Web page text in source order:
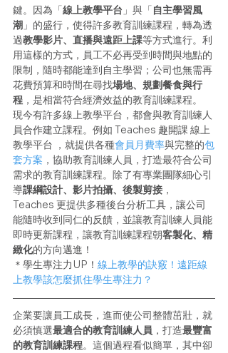
鍵。因為「 線上教學平台 」與「 自主學習風
潮 」的盛行，使得許多教育訓練課程，轉為透
過教學影片、直播與遠距上課等方式進行。利
用這樣的方式，員工不必再受到時間與地點的
限制，隨時都能達到自主學習；公司也無需再
花費預算和時間在尋找場地、規劃餐食與行
程 ，是相當符合經濟效益的教育訓練課程。
現今有許多線上教學平台，都會與教育訓練人
員合作建立課程。例如 Teaches 趣開課 線上
教學平台 ，就提供各種會員月費率與完整的包
套方案 ，協助教育訓練人員，打造最符合公司
需求的教育訓練課程。除了有專業團隊細心引
導課綱設計、影片拍攝、後製剪接 ，
Teaches 更提供多種後台分析工具，讓公司
能隨時收到同仁的反饋，並讓教育訓練人員能
即時更新課程，讓教育訓練課程朝客製化、精
緻化的方向邁進！
＊學生專注力UP！ 線上教學的訣竅！遠距線
上教學該怎麼抓住學生專注力？
企業要讓員工成長，進而使公司整體茁壯，就
必須慎選最適合的教育訓練人員 ，打造最豐富
的教育訓練課程。這個過程看似簡單，其中卻